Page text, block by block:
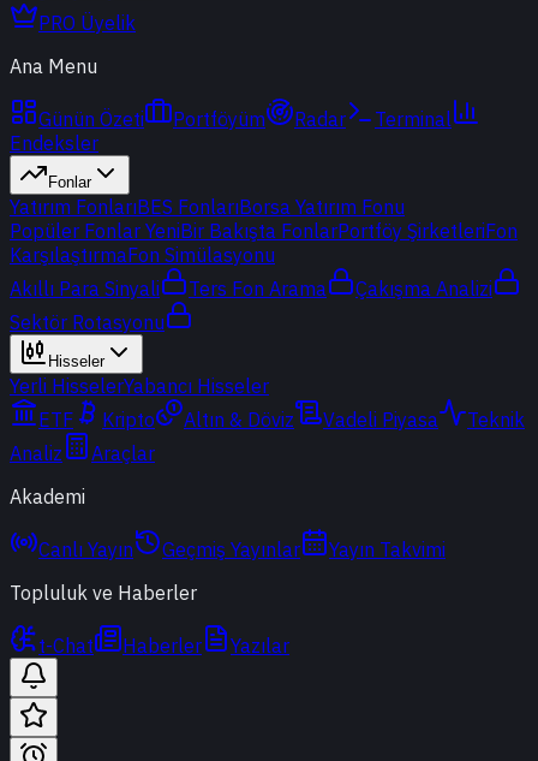
PRO Üyelik
Ana Menu
Günün Özeti Portföyüm Radar
Terminal
Endeksler
Fonlar
Yatırım FonlarıBES FonlarıBorsa Yatırım Fonu
Popüler Fonlar YeniBir Bakışta FonlarPortföy ŞirketleriFon
KarşılaştırmaFon Simülasyonu
Akıllı Para Sinyali
Ters Fon Arama
Çakışma Analizi
Sektör Rotasyonu
Hisseler
Yerli HisselerYabancı Hisseler
ETF
Kripto Altın & Döviz Vadeli Piyasa
Teknik
Analiz
Araçlar
Akademi
Canlı Yayın Geçmiş Yayınlar
Yayın Takvimi
Topluluk ve Haberler
t-Chat Haberler Yazılar